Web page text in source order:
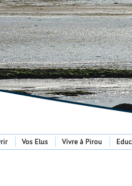
Vos Elus Vivre à Pirou